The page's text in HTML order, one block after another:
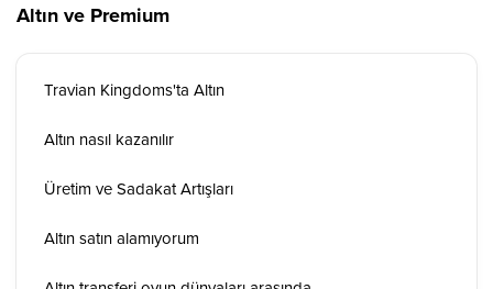
Altın ve Premium
Travian Kingdoms'ta Altın
Altın nasıl kazanılır
Üretim ve Sadakat Artışları
Altın satın alamıyorum